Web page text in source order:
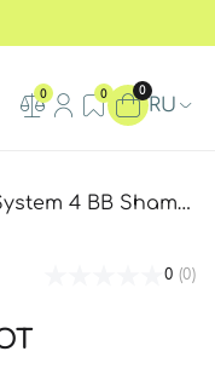
0 0 0
RU
4 BB Shampoo
0 (0)